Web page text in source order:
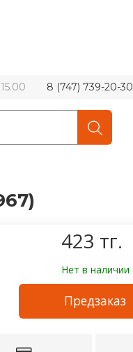
8 (747) 739-20-30
423 тг.
Нет в наличии
Предзаказ